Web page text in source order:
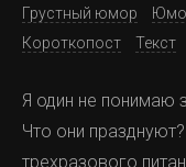
Грустный юмор
Короткопост
Текст
Я один не понимаю
Что они
трехразового